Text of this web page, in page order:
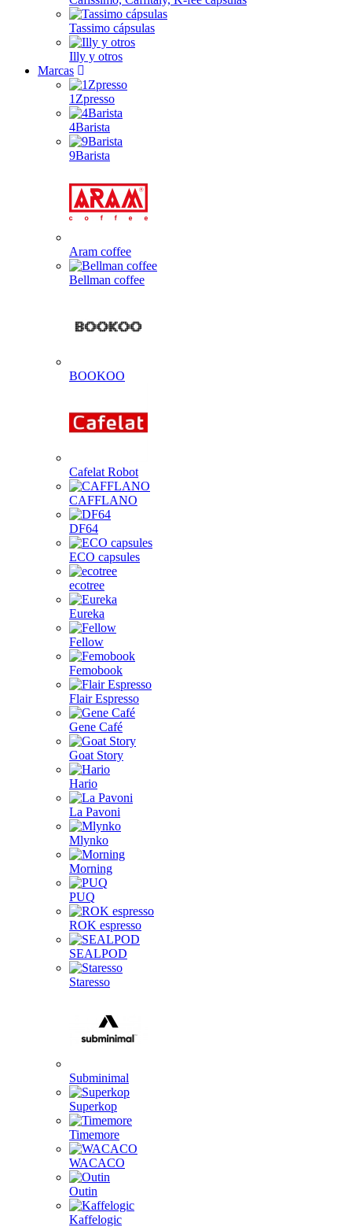
Tassimo cápsulas
Illy y otros
Marcas
1Zpresso
4Barista
9Barista
Aram coffee
Bellman coffee
BOOKOO
Cafelat Robot
CAFFLANO
DF64
ECO capsules
ecotree
Eureka
Fellow
Femobook
Flair Espresso
Gene Café
Goat Story
Hario
La Pavoni
Mlynko
Morning
PUQ
ROK espresso
SEALPOD
Staresso
Subminimal
Superkop
Timemore
WACACO
Outin
Kaffelogic